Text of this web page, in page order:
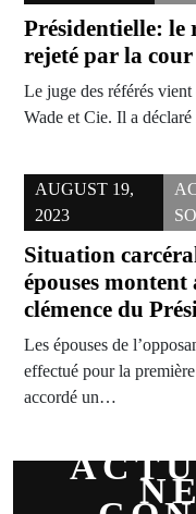
Présidentielle: le
rejeté par la
Le juge des référés
Wade et Cie. Il a
AUGUST 19,
2023
Situation
épouses
clémence du
Les épouses de
effectué pour la
accordé un…